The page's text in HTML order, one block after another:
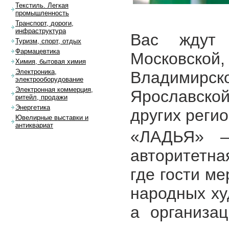
Вас ждут
других
«ЛАДЬЯ» –
где гости
народных
а
Текстиль. Легкая
промышленность
Транспорт, дороги,
инфраструктура
Туризм, спорт, отдых
Фармацевтика
Химия, бытовая химия
Электроника,
электрооборудование
Электронная коммерция,
ритейл, продажи
Энергетика
Ювелирные выставки и
антиквариат